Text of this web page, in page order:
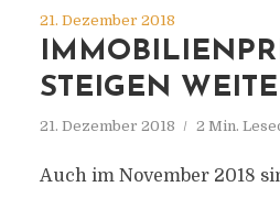
21. Dezember 2018
STEIGEN
21. Dezember 2018 2 Min.
Auch im November 2018